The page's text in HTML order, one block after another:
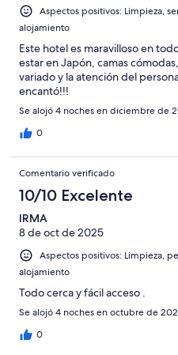
Aspectos positivos: Limpieza,
alojamiento
Este hotel es maravilloso en
estar en Japón, camas
variado y la atención del
encantó!!!
Se alojó 4 noches en diciembre de
0
Comentario verificado
10/10 Excelente
IRMA
8 de oct de 2025
Aspectos positivos: Limpieza,
alojamiento
Todo cerca y fácil acceso .
Se alojó 4 noches en octubre de
0